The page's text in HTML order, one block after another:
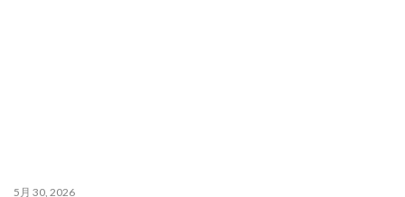
5月 30, 2026